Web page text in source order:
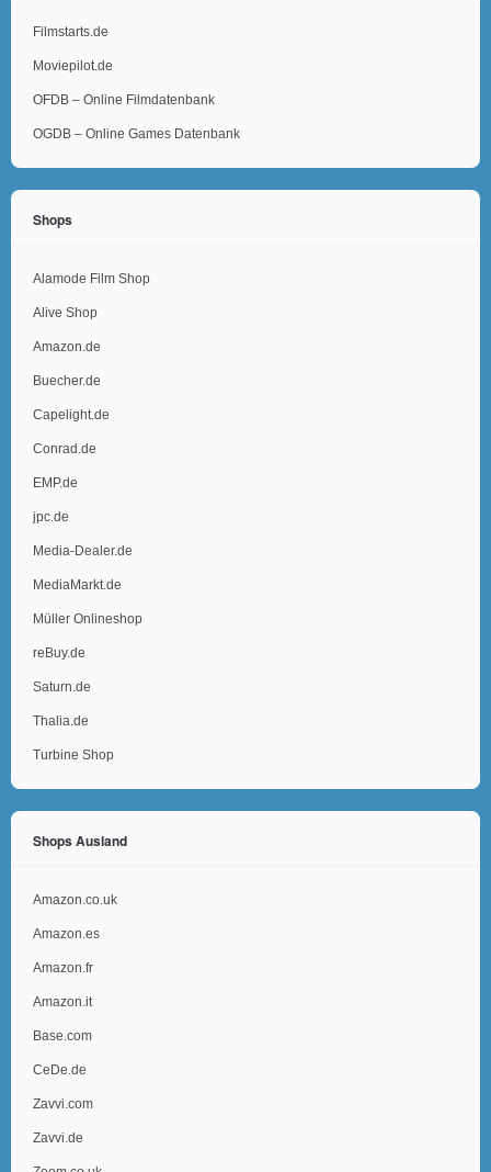
Filmstarts.de
Moviepilot.de
OFDB – Online Filmdatenbank
OGDB – Online Games Datenbank
Shops
Alamode Film Shop
Alive Shop
Amazon.de
Buecher.de
Capelight.de
Conrad.de
EMP.de
jpc.de
Media-Dealer.de
MediaMarkt.de
Müller Onlineshop
reBuy.de
Saturn.de
Thalia.de
Turbine Shop
Shops Ausland
Amazon.co.uk
Amazon.es
Amazon.fr
Amazon.it
Base.com
CeDe.de
Zavvi.com
Zavvi.de